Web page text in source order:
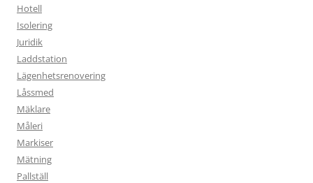
Hotell
Isolering
Juridik
Laddstation
Lägenhetsrenovering
Låssmed
Mäklare
Måleri
Markiser
Mätning
Pallställ